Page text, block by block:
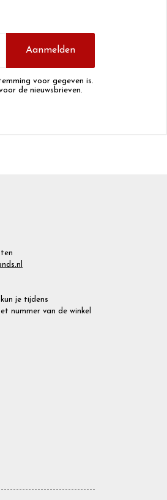
Aanmelden
voor gegeven is.
de nieuwsbrieven.
je tijdens
nummer van de winkel